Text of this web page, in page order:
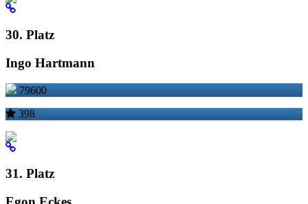
30. Platz
Ingo Hartmann
79600
398
31. Platz